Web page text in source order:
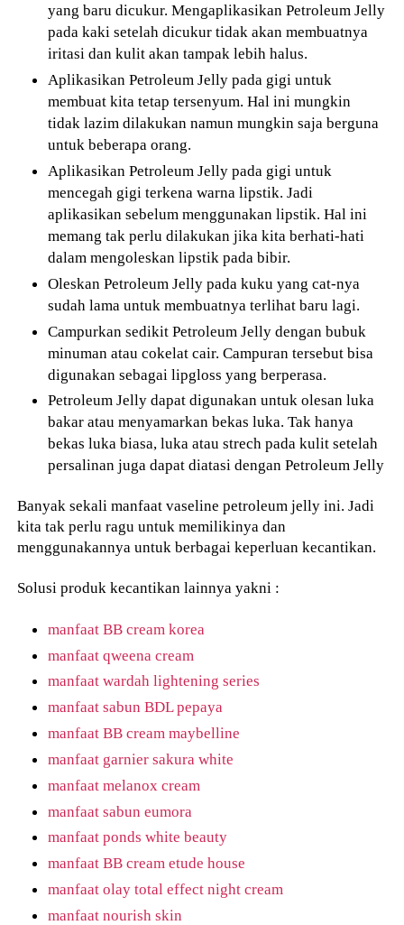
yang baru dicukur. Mengaplikasikan Petroleum Jelly
pada kaki setelah dicukur tidak akan membuatnya
iritasi dan kulit akan tampak lebih halus.
Aplikasikan Petroleum Jelly pada gigi untuk
membuat kita tetap tersenyum. Hal ini mungkin
tidak lazim dilakukan namun mungkin saja berguna
untuk beberapa orang.
Aplikasikan Petroleum Jelly pada gigi untuk
mencegah gigi terkena warna lipstik. Jadi
aplikasikan sebelum menggunakan lipstik. Hal ini
memang tak perlu dilakukan jika kita berhati-hati
dalam mengoleskan lipstik pada bibir.
Oleskan Petroleum Jelly pada kuku yang cat-nya
sudah lama untuk membuatnya terlihat baru lagi.
Campurkan sedikit Petroleum Jelly dengan bubuk
minuman atau cokelat cair. Campuran tersebut bisa
digunakan sebagai lipgloss yang berperasa.
Petroleum Jelly dapat digunakan untuk olesan luka
bakar atau menyamarkan bekas luka. Tak hanya
bekas luka biasa, luka atau strech pada kulit setelah
persalinan juga dapat diatasi dengan Petroleum Jelly
Banyak sekali manfaat vaseline petroleum jelly ini. Jadi
kita tak perlu ragu untuk memilikinya dan
menggunakannya untuk berbagai keperluan kecantikan.
Solusi produk kecantikan lainnya yakni :
manfaat BB cream korea
manfaat qweena cream
manfaat wardah lightening series
manfaat sabun BDL pepaya
manfaat BB cream maybelline
manfaat garnier sakura white
manfaat melanox cream
manfaat sabun eumora
manfaat ponds white beauty
manfaat BB cream etude house
manfaat olay total effect night cream
manfaat nourish skin